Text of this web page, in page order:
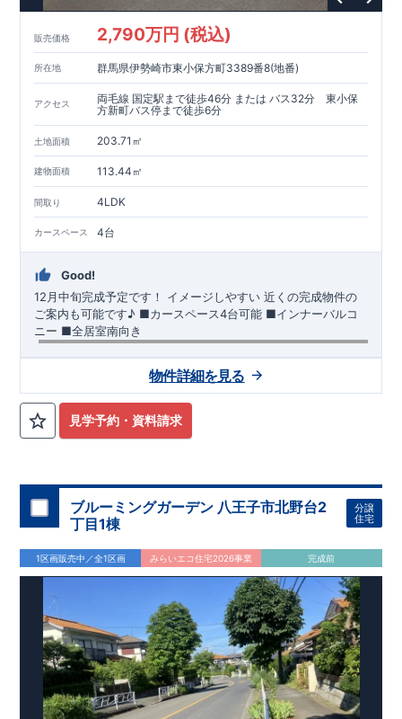
販売価格 2,790万円 (税込)
所在地 群馬県伊勢崎市東小保方町3389番8(地番)
アクセス
両毛線 国定駅まで徒歩46分 または バス32分 東小保
方新町バス停まで徒歩6分
土地面積 203.71㎡
建物面積 113.44㎡
間取り 4LDK
カースペース 4台
Good!
12月中旬完成予定です！
イメージしやすい 近くの完成物件の
ご案内も可能です♪ ​■カースペース4台可能 ​■インナーバルコ
ニー ​■全居室南向き
【学校】 ​あずま南小学校……徒歩4分（約270ｍ） ​あずま中学
校…… 徒歩22分（約1710ｍ）
（地盤編） ​地震に強い家づくり（建物編） 地震に強い家づく
り（制震編）
【ブルーミングガーデンが選ばれる理由】 ​↓ クリックすると
詳細ページが表示されます
外観デザインへのこだわり メンテナンスリフォーム
高崎営業所（定休日：火曜日・水
曜日）
営業時間／9：30～18：30
GOOD DESIGN AWARD2024 東栄住宅​は、この度2024年度
グッドデザイン賞を3プロジェクト同時受賞いたしました。
木造住宅用制震ダンパー / 東栄セーフティダンパー 地盤改
良工法 / R-Evolve パイル 宅地開発手法 / 簡単に地図から
消せる道
見学予約・資料請求
物件詳細を見る
ブルーミングガーデン 八王子市北野台2
丁目1棟
分譲
住宅
1区画販売中／全1区画 みらいエコ住宅2026事業 完成前